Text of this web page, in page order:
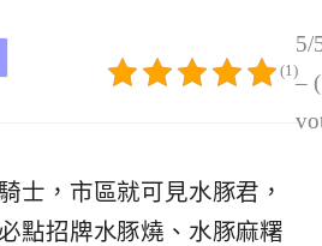
5/
–
(1)
士，市區就可見水豚君，
點招牌水豚燒、水豚麻糬